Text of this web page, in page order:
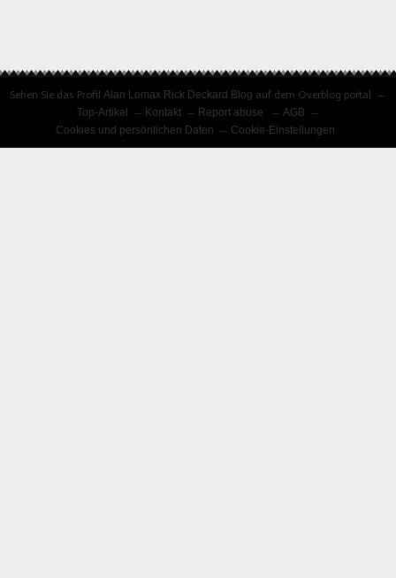
Sehen Sie das ProfilAlan Lomax Rick Deckard Blog auf dem Overblog portal
Top-Artikel
Kontakt Report abuse
AGB
Cookies und persönlichen Daten
Cookie-Einstellungen